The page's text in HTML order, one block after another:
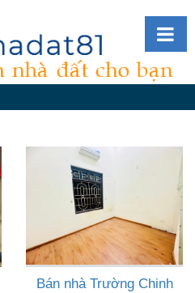
Bán nhà Trường Chinh